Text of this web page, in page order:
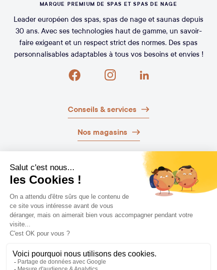
MARQUE PREMIUM DE SPAS ET SPAS DE NAGE
Leader européen des spas, spas de nage et saunas depuis
30 ans. Avec ses technologies haut de gamme, un savoir-
faire exigeant et un respect strict des normes. Des spas
personnalisables adaptables à tous vos besoins et envies !
Conseils & services
Nos magasins
Nos brochures
Guide d’achat
Newsletter
Laissez-vous guider
NOS EXPERTS VOUS AIDENT